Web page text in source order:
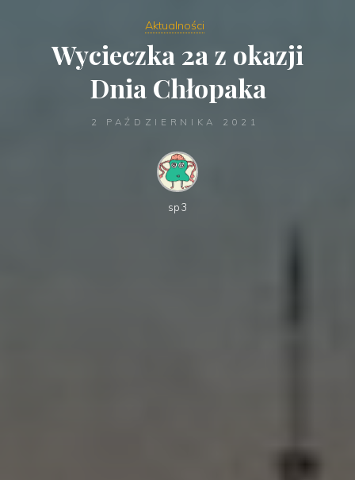
Aktualności
Wycieczka 2a z okazji
Dnia Chłopaka
2 PAŹDZIERNIKA 2021
sp3